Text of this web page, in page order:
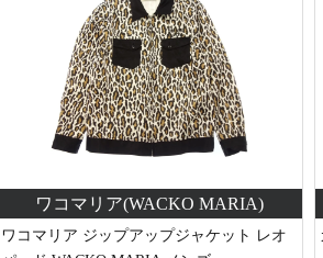
ワコマリア(WACKO MARIA)
ワコマリア ジップアップジャケット レオ